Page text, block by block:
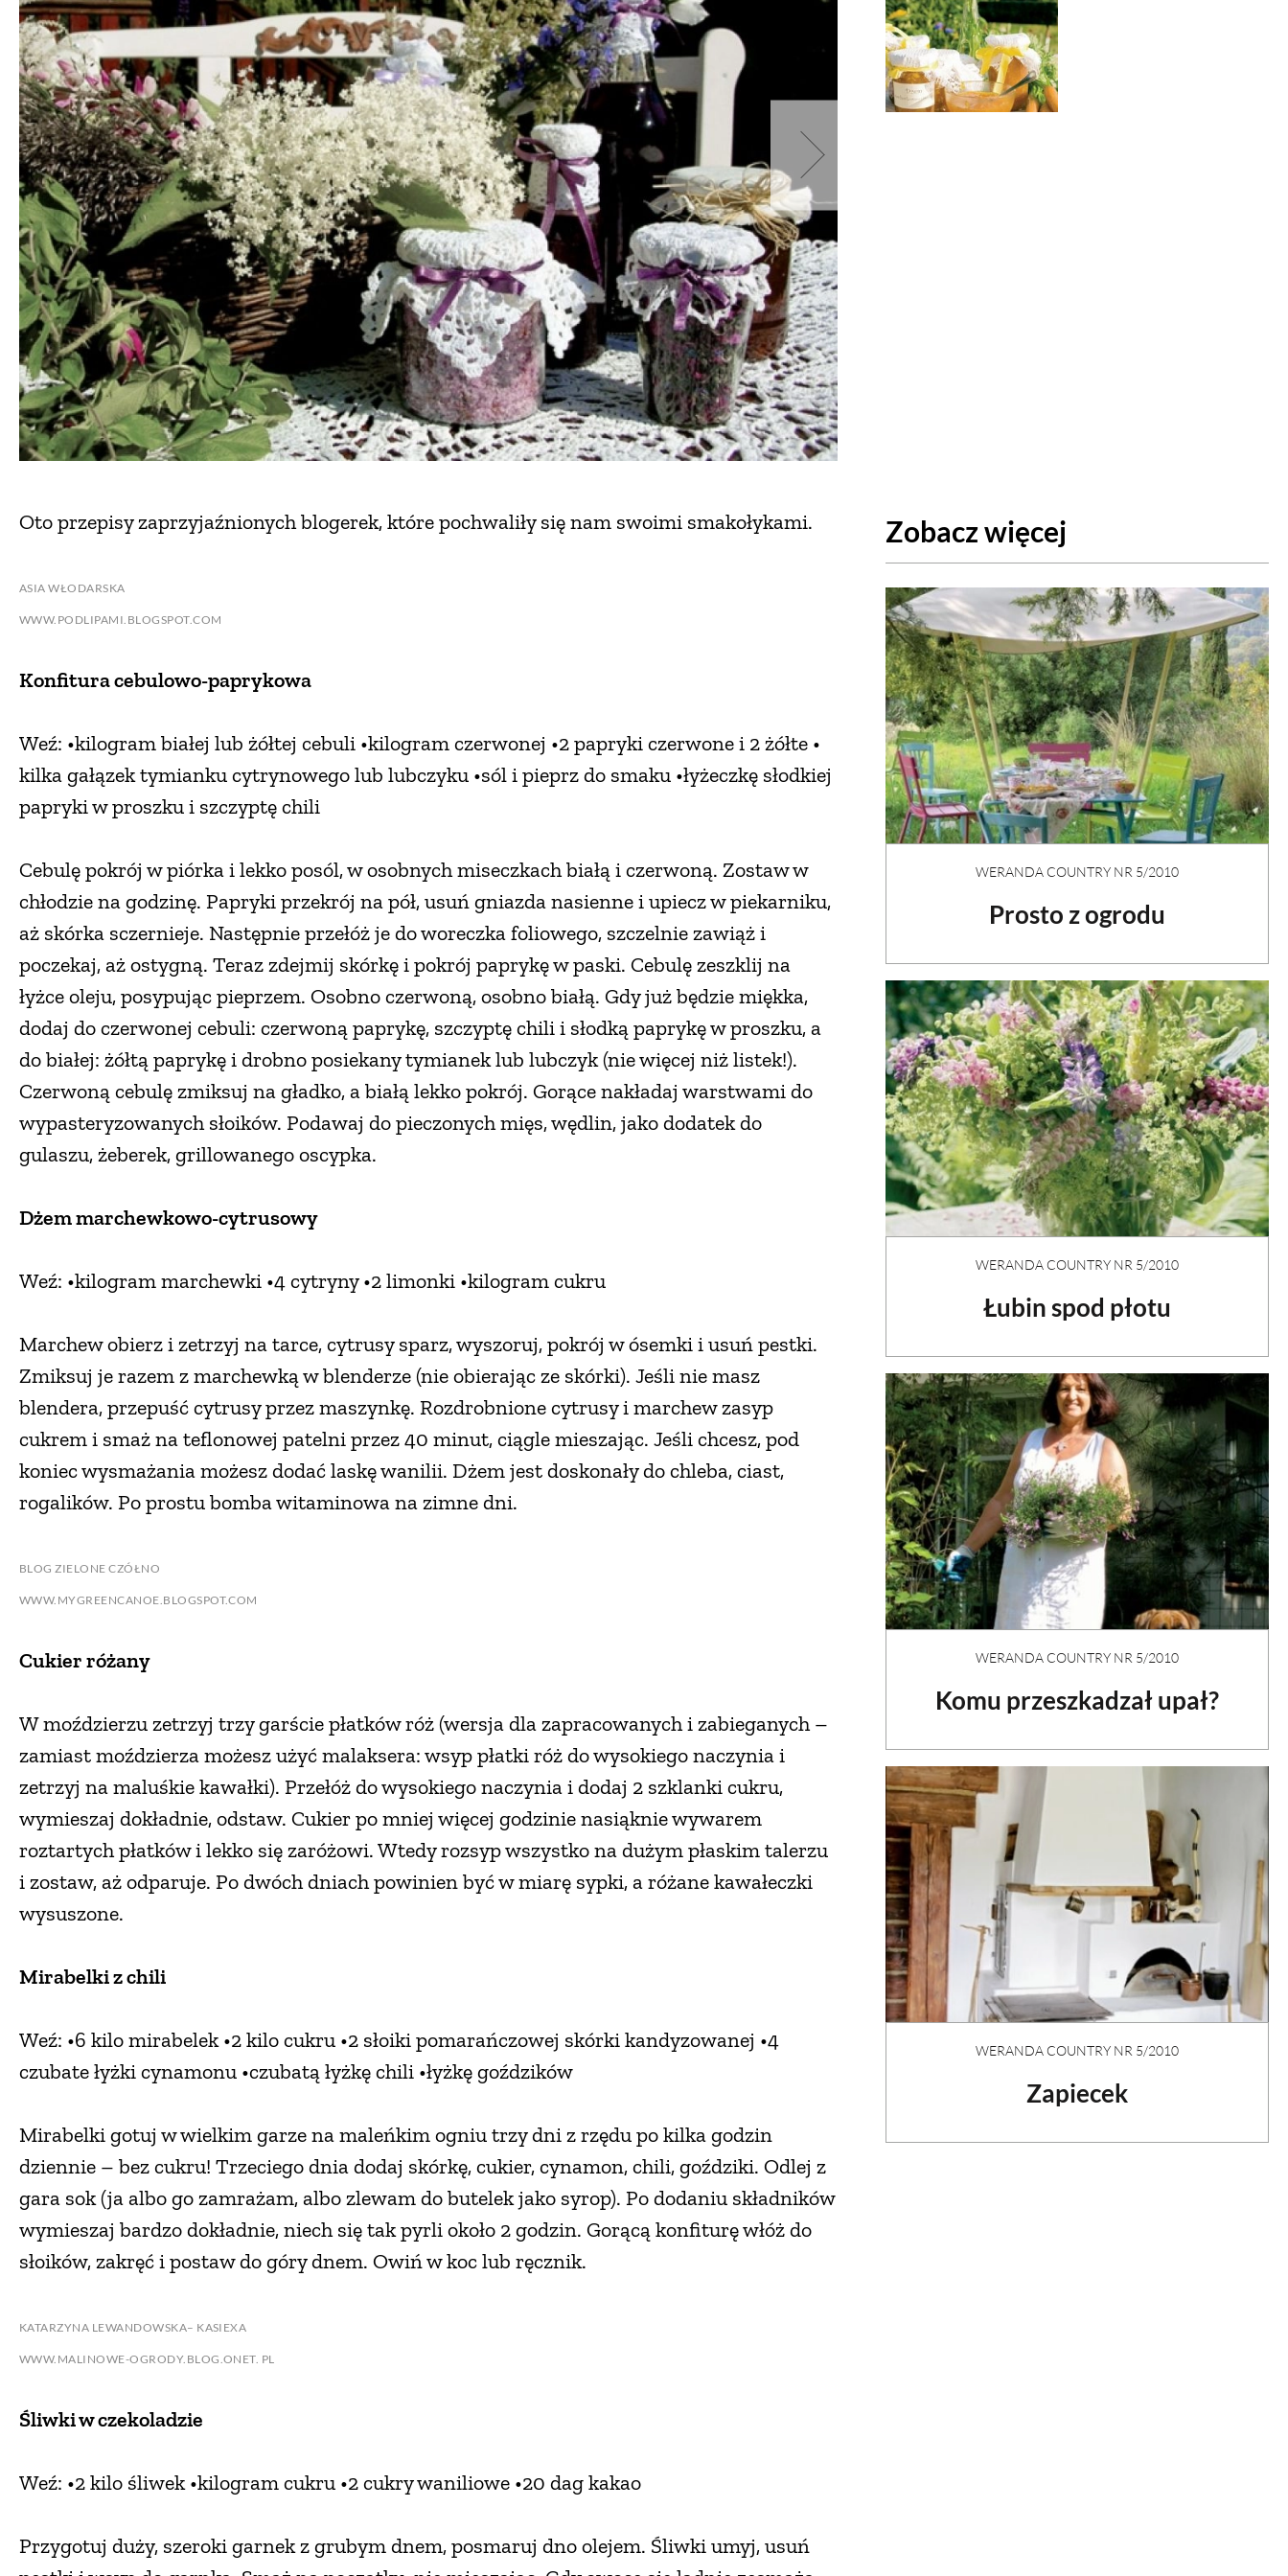
Oto przepisy zaprzyjaźnionych blogerek, które pochwaliły się nam swoimi smakołykami.
ASIA WŁODARSKA
WWW.PODLIPAMI.BLOGSPOT.COM
Konfitura cebulowo-paprykowa
Weź: •kilogram białej lub żółtej cebuli •kilogram czerwonej •2 papryki czerwone i 2 żółte •
kilka gałązek tymianku cytrynowego lub lubczyku •sól i pieprz do smaku •łyżeczkę słodkiej
papryki w proszku i szczyptę chili
Cebulę pokrój w piórka i lekko posól, w osobnych miseczkach białą i czerwoną. Zostaw w
chłodzie na godzinę. Papryki przekrój na pół, usuń gniazda nasienne i upiecz w piekarniku,
aż skórka sczernieje. Następnie przełóż je do woreczka foliowego, szczelnie zawiąż i
poczekaj, aż ostygną. Teraz zdejmij skórkę i pokrój paprykę w paski. Cebulę zeszklij na
łyżce oleju, posypując pieprzem. Osobno czerwoną, osobno białą. Gdy już będzie miękka,
dodaj do czerwonej cebuli: czerwoną paprykę, szczyptę chili i słodką paprykę w proszku, a
do białej: żółtą paprykę i drobno posiekany tymianek lub lubczyk (nie więcej niż listek!).
Czerwoną cebulę zmiksuj na gładko, a białą lekko pokrój. Gorące nakładaj warstwami do
wypasteryzowanych słoików. Podawaj do pieczonych mięs, wędlin, jako dodatek do
gulaszu, żeberek, grillowanego oscypka.
Dżem marchewkowo-cytrusowy
Weź: •kilogram marchewki •4 cytryny •2 limonki •kilogram cukru
Marchew obierz i zetrzyj na tarce, cytrusy sparz, wyszoruj, pokrój w ósemki i usuń pestki.
Zmiksuj je razem z marchewką w blenderze (nie obierając ze skórki). Jeśli nie masz
blendera, przepuść cytrusy przez maszynkę. Rozdrobnione cytrusy i marchew zasyp
cukrem i smaż na teflonowej patelni przez 40 minut, ciągle mieszając. Jeśli chcesz, pod
koniec wysmażania możesz dodać laskę wanilii. Dżem jest doskonały do chleba, ciast,
rogalików. Po prostu bomba witaminowa na zimne dni.
BLOG ZIELONE CZÓŁNO
WWW.MYGREENCANOE.BLOGSPOT.COM
Cukier różany
W moździerzu zetrzyj trzy garście płatków róż (wersja dla zapracowanych i zabieganych –
zamiast moździerza możesz użyć malaksera: wsyp płatki róż do wysokiego naczynia i
zetrzyj na maluśkie kawałki). Przełóż do wysokiego naczynia i dodaj 2 szklanki cukru,
wymieszaj dokładnie, odstaw. Cukier po mniej więcej godzinie nasiąknie wywarem
roztartych płatków i lekko się zaróżowi. Wtedy rozsyp wszystko na dużym płaskim talerzu
i zostaw, aż odparuje. Po dwóch dniach powinien być w miarę sypki, a różane kawałeczki
wysuszone.
Mirabelki z chili
Weź: •6 kilo mirabelek •2 kilo cukru •2 słoiki pomarańczowej skórki kandyzowanej •4
czubate łyżki cynamonu •czubatą łyżkę chili •łyżkę goździków
Mirabelki gotuj w wielkim garze na maleńkim ogniu trzy dni z rzędu po kilka godzin
dziennie – bez cukru! Trzeciego dnia dodaj skórkę, cukier, cynamon, chili, goździki. Odlej z
gara sok (ja albo go zamrażam, albo zlewam do butelek jako syrop). Po dodaniu składników
wymieszaj bardzo dokładnie, niech się tak pyrli około 2 godzin. Gorącą konfiturę włóż do
słoików, zakręć i postaw do góry dnem. Owiń w koc lub ręcznik.
KATARZYNA LEWANDOWSKA– KASIEXA
WWW.MALINOWE-OGRODY.BLOG.ONET. PL
Śliwki w czekoladzie
Weź: •2 kilo śliwek •kilogram cukru •2 cukry waniliowe •20 dag kakao
Przygotuj duży, szeroki garnek z grubym dnem, posmaruj dno olejem. Śliwki umyj, usuń
Zobacz więcej
WERANDA COUNTRY NR 5/2010
Prosto z ogrodu
WERANDA COUNTRY NR 5/2010
Łubin spod płotu
WERANDA COUNTRY NR 5/2010
Komu przeszkadzał upał?
WERANDA COUNTRY NR 5/2010
Zapiecek